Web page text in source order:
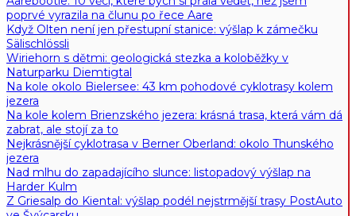
poprvé vyrazila na člunu po řece Aare
Když Olten není jen přestupní stanice: výšlap k zámečku
Sälischlössli
Wiriehorn s dětmi: geologická stezka a koloběžky v
Naturparku Diemtigtal
Na kole okolo Bielersee: 43 km pohodové cyklotrasy kolem
jezera
Na kole kolem Brienzského jezera: krásná trasa, která vám dá
zabrat, ale stojí za to
Nejkrásnější cyklotrasa v Berner Oberland: okolo Thunského
jezera
Nad mlhu do zapadajícího slunce: listopadový výšlap na
Harder Kulm
Z Griesalp do Kiental: výšlap podél nejstrmější trasy PostAuto